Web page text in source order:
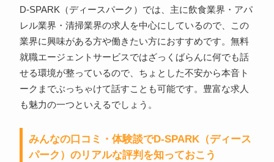
D-SPARK（ディースパーク）では、主に飲食業界・アパ
レル業界・清掃業界の求人を中心にしているので、この
業界に興味がある方や働きたい方におすすめです。無料
就職エージェントサービスではざっくばらんに何でも話
せる環境が整っているので、ちょとした不安から本音ト
ークまでぶっちゃけて話すことも可能です。豊富な求人
も魅力の一つといえるでしょう。
みんなの口コミ・体験談でD-SPARK（ディース
パーク）のリアルな評判を知っておこう